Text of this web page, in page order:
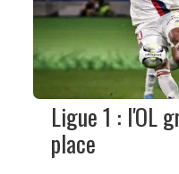
Ligue 1 : l'OL
place